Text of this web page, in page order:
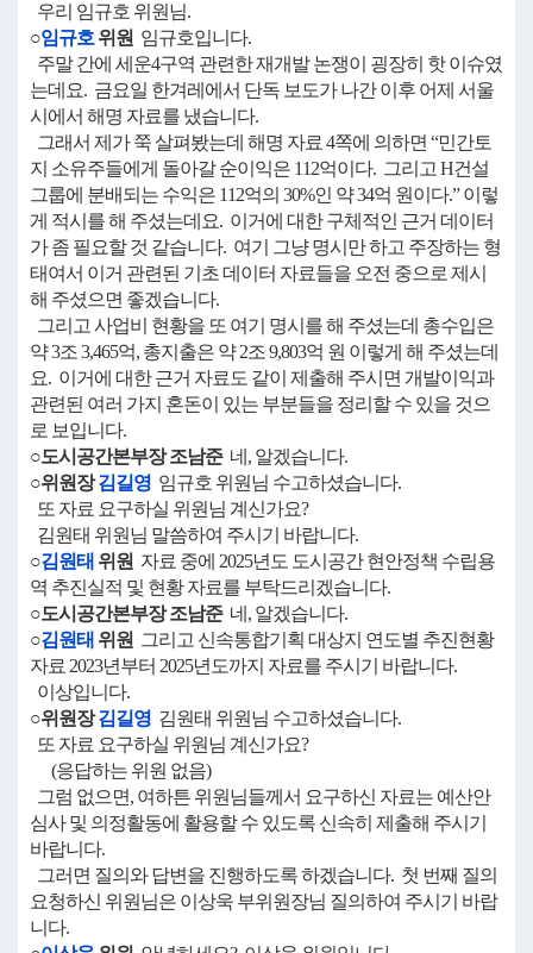
우리 임규호 위원님.
○임규호 위원 임규호입니다.
주말 간에 세운4구역 관련한 재개발 논쟁이 굉장히 핫 이슈였
는데요. 금요일 한겨레에서 단독 보도가 나간 이후 어제 서울
시에서 해명 자료를 냈습니다.
그래서 제가 쭉 살펴봤는데 해명 자료 4쪽에 의하면 “민간토
지 소유주들에게 돌아갈 순이익은 112억이다. 그리고 H건설
그룹에 분배되는 수익은 112억의 30%인 약 34억 원이다.” 이렇
게 적시를 해 주셨는데요. 이거에 대한 구체적인 근거 데이터
가 좀 필요할 것 같습니다. 여기 그냥 명시만 하고 주장하는 형
태여서 이거 관련된 기초 데이터 자료들을 오전 중으로 제시
해 주셨으면 좋겠습니다.
그리고 사업비 현황을 또 여기 명시를 해 주셨는데 총수입은
약 3조 3,465억, 총지출은 약 2조 9,803억 원 이렇게 해 주셨는데
요. 이거에 대한 근거 자료도 같이 제출해 주시면 개발이익과
관련된 여러 가지 혼돈이 있는 부분들을 정리할 수 있을 것으
로 보입니다.
○도시공간본부장 조남준네, 알겠습니다.
○위원장김길영 임규호 위원님 수고하셨습니다.
또 자료 요구하실 위원님 계신가요?
김원태 위원님 말씀하여 주시기 바랍니다.
○김원태 위원 자료 중에 2025년도 도시공간 현안정책 수립용
역 추진실적 및 현황 자료를 부탁드리겠습니다.
○도시공간본부장 조남준네, 알겠습니다.
○김원태 위원 그리고 신속통합기획 대상지 연도별 추진현황
자료 2023년부터 2025년도까지 자료를 주시기 바랍니다.
이상입니다.
○위원장김길영 김원태 위원님 수고하셨습니다.
또 자료 요구하실 위원님 계신가요?
(응답하는 위원 없음)
그럼 없으면, 여하튼 위원님들께서 요구하신 자료는 예산안
심사 및 의정활동에 활용할 수 있도록 신속히 제출해 주시기
바랍니다.
그러면 질의와 답변을 진행하도록 하겠습니다. 첫 번째 질의
요청하신 위원님은 이상욱 부위원장님 질의하여 주시기 바랍
니다.